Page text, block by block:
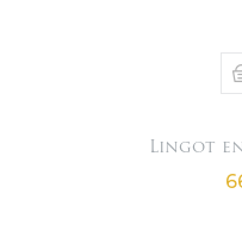
Lingot